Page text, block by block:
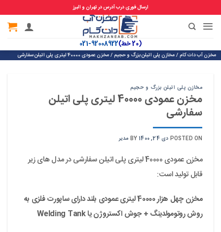
ارسال فوری درب آدرس در تهران و البرز
(20 خط) 92008922-021
مخزن آب دات کام/مخازن پلی اتیلن بزرگ و حجیم/مخزن عمودی 40000 لیتری پلی اتیلن سفارشی
مخازن پلی اتیلن بزرگ و حجیم
مخزن عمودی 40000 لیتری پلی اتیلن
سفارشی
POSTED ONدی 24, 1400 BYمدیر
مخزن عمودی 40000 لیتری پلی اتیلن سفارشی در مدل های زیر
قابل تولید است:
مخزن چهل هزار 40000 لیتری عمودی بلند دارای ساپورت فلزی به
روش روتومولدینگ + جوش اکستروژن یاWelding Tank